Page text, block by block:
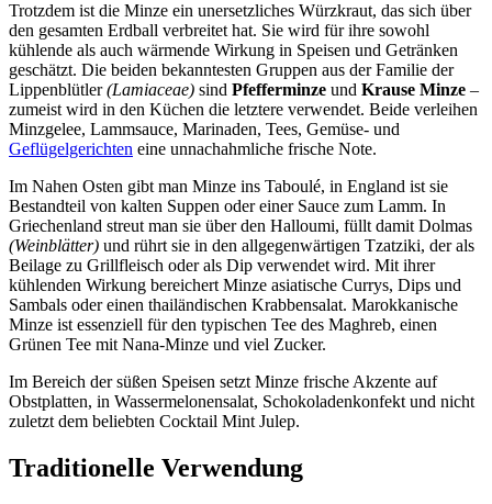
Trotzdem ist die Minze ein unersetzliches Würzkraut, das sich über
den gesamten Erdball verbreitet hat. Sie wird für ihre sowohl
kühlende als auch wärmende Wirkung in Speisen und Getränken
geschätzt. Die beiden bekanntesten Gruppen aus der Familie der
Lippenblütler(Lamiaceae) sind Pfefferminze und Krause Minze –
zumeist wird in den Küchen die letztere verwendet. Beide verleihen
Minzgelee, Lammsauce, Marinaden, Tees, Gemüse- und
Geflügelgerichten eine unnachahmliche frische Note.
Im Nahen Osten gibt man Minze ins Taboulé, in England ist sie
Bestandteil von kalten Suppen oder einer Sauce zum Lamm. In
Griechenland streut man sie über den Halloumi, füllt damit Dolmas
(Weinblätter) und rührt sie in den allgegenwärtigen Tzatziki, der als
Beilage zu Grillfleisch oder als Dip verwendet wird. Mit ihrer
kühlenden Wirkung bereichert Minze asiatische Currys, Dips und
Sambals oder einen thailändischen Krabbensalat. Marokkanische
Minze ist essenziell für den typischen Tee des Maghreb, einen
Grünen Tee mit Nana-Minze und viel Zucker.
Im Bereich der süßen Speisen setzt Minze frische Akzente auf
Obstplatten, in Wassermelonensalat, Schokoladenkonfekt und nicht
zuletzt dem beliebten Cocktail Mint Julep.
Traditionelle Verwendung